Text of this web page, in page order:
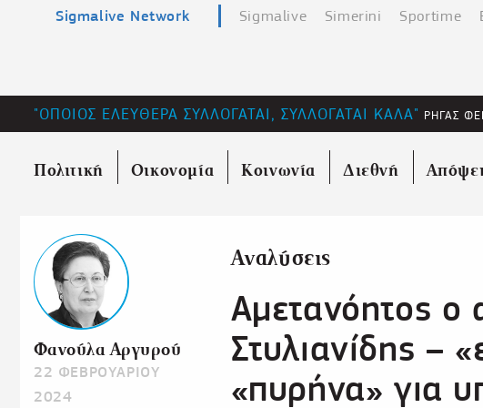
Sigmalive Network Sigmalive Simerini Sportime
"ΟΠΟΙΟΣ ΕΛΕΥΘΕΡΑ ΣΥΛΛΟΓΑΤΑΙ, ΣΥΛΛΟΓΑΤΑΙ ΚΑΛΑ" ΡΗΓΑΣ
Πολιτική Οικονομία Κοινωνία Διεθνή
Φανούλα Αργυρού
22 ΦΕΒΡΟΥΑΡΙΟΥ
2024
Αναλύσεις
Αμετανόητος ο
Στυλιανίδης –
«πυρήνα» για